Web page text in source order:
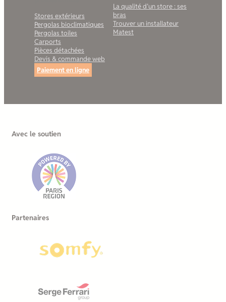
Stores extérieurs
Pergolas bioclimatiques
Pergolas toiles
Carports
Pièces détachées
Devis & commande web
Paiement en ligne
La qualité d’un store : ses
bras
Trouver un installateur
Matest
Avec le soutien
Partenaires